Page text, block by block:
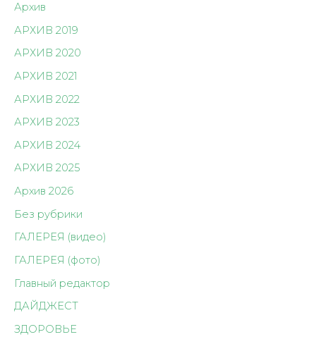
Архив
АРХИВ 2019
АРХИВ 2020
АРХИВ 2021
АРХИВ 2022
АРХИВ 2023
АРХИВ 2024
АРХИВ 2025
Архив 2026
Без рубрики
ГАЛЕРЕЯ (видео)
ГАЛЕРЕЯ (фото)
Главный редактор
ДАЙДЖЕСТ
ЗДОРОВЬЕ